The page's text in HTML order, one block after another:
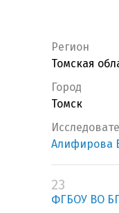
Регион
Томская
Город
Томск
Алифирова
23
ФГБОУ ВО